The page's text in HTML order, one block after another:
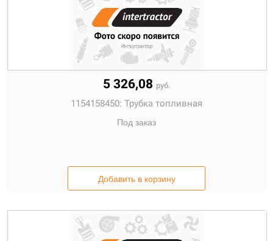
5 326,08 руб.
1154158450: Трубка топливная
Под заказ
Добавить в корзину